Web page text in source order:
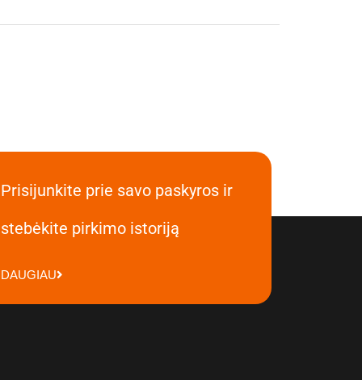
Prisijunkite prie savo paskyros ir
stebėkite pirkimo istoriją
DAUGIAU